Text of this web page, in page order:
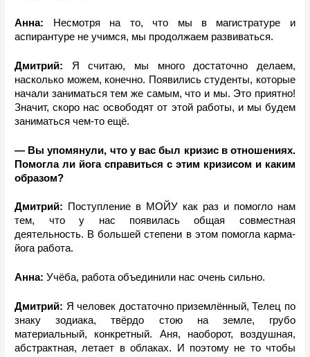
Анна:
Несмотря на то, что мы в магистратуре и
аспирантуре не учимся, мы продолжаем развиваться.
Дмитрий: Я считаю, мы много достаточно делаем,
насколько можем, конечно. Появились студенты, которые
начали заниматься тем же самым, что и мы. Это приятно!
Значит, скоро нас освободят от этой работы, и мы будем
заниматься чем-то ещё.
— Вы упомянули, что у вас был кризис в отношениях.
Помогла ли йога справиться с этим кризисом и каким
образом?
Дмитрий: Поступление в МОЙУ как раз и помогло нам
тем, что у нас появилась общая совместная
деятельность. В большей степени в этом помогла карма-
йога работа.
Анна: Учёба, работа объединили нас очень сильно.
Дмитрий: Я человек достаточно приземлённый, Телец по
знаку зодиака, твёрдо стою на земле, грубо
материальный, конкретный. Аня, наоборот, воздушная,
абстрактная, летает в облаках. И поэтому не то чтобы